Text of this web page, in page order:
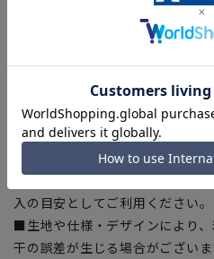
『ECOBLUE』を使用しています。
【シルエット】《細め(スリム)
【商品に関するご注意】
■商品画像はサンプルのため、
ある場合がございますので、予
■ゆとり感には個人差がありま
入の目安としてご利用ください。
■生地や仕様・デザインにより
干の誤差が生じる場合がございま